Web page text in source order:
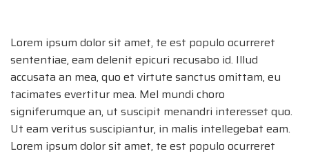
Lorem ipsum dolor sit amet, te est populo ocurreret
sententiae, eam delenit epicuri recusabo id. Illud
accusata an mea, quo et virtute sanctus omittam, eu
tacimates evertitur mea. Mel mundi choro
signiferumque an, ut suscipit menandri interesset quo.
Ut eam veritus suscipiantur, in malis intellegebat eam.
Lorem ipsum dolor sit amet, te est populo ocurreret